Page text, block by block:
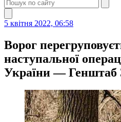
5 квітня 2022, 06:58
Ворог
наступальної
України —